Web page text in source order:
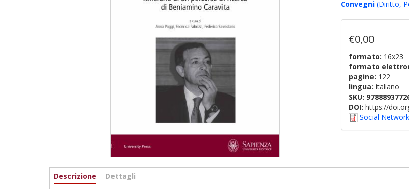
Convegni (Diritto,
€0,00
formato: 16x23
formato
pagine: 122
lingua: italiano
SKU:
DOI: https://
Social
Informazioni
Descrizione (active
Dettagli